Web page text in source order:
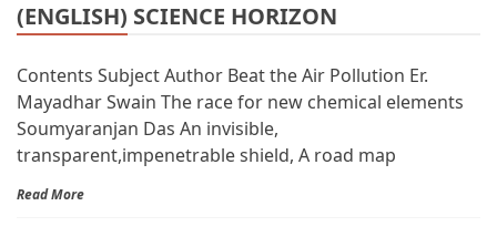
(ENGLISH) SCIENCE HORIZON
Contents Subject Author Beat the Air Pollution Er.
Mayadhar Swain The race for new chemical elements
Soumyaranjan Das An invisible,
transparent,impenetrable shield, A road map
Read More